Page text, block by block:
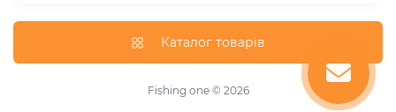
Оплата
Каталог товарів
Fishing one © 2026